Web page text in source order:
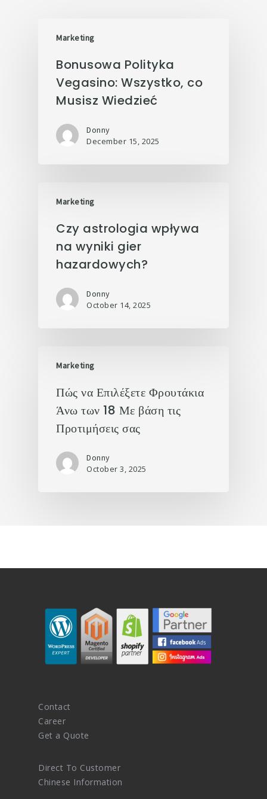
Marketing
Bonusowa Polityka
Vegasino: Wszystko, co
Musisz Wiedzieć
Donny
December 15, 2025
Marketing
Czy astrologia wpływa
na wyniki gier
hazardowych?
Donny
October 14, 2025
Marketing
Πώς να Επιλέξετε Φρουτάκια
Άνω των 18 Με βάση τις
Προτιμήσεις σας
Donny
October 3, 2025
Contact
Career
Get a Quote
Direct To Customer
Chinese Information